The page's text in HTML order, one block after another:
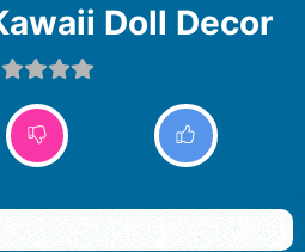
Doll Decor